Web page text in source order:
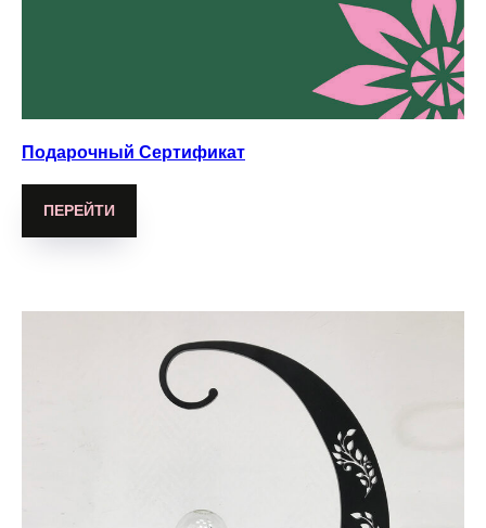
Подарочный Сертификат
ПЕРЕЙТИ